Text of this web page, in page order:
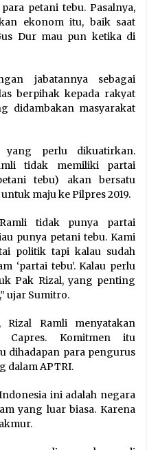
petani tebu. Pasalnya,
ekonom itu, baik saat
Dur mau pun ketika di
jabatannya sebagai
berpihak kepada rakyat
didambakan masyarakat
perlu dikuatirkan.
tidak memiliki partai
tebu) akan bersatu
maju ke Pilpres 2019.
tidak punya partai
punya petani tebu. Kami
politik tapi kalau sudah
‘partai tebu’. Kalau perlu
Pak Rizal, yang penting
ujar Sumitro.
Ramli menyatakan
Capres. Komitmen itu
dihadapan para pengurus
dalam APTRI.
ini adalah negara
yang luar biasa. Karena